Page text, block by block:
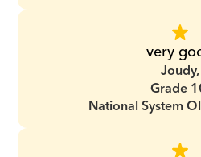
very
Joudy,
Grade
National System